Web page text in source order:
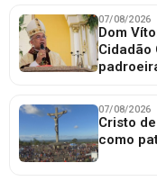
07/08/2026
Dom
Cidadão
07/08/2026
Cristo
como